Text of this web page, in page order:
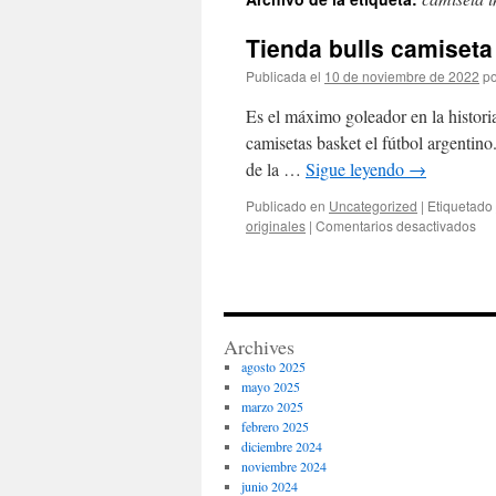
contenido
Tienda bulls camiseta
Publicada el 10 de noviembre de 2022
Es el máximo goleador en la
camisetas basket el fútbol
de la … Sigue leyendo →
Publicado en Uncategorized | Etiquetado
originales | Comentarios desactivadosen
Archives
agosto 2025
mayo 2025
marzo 2025
febrero 2025
diciembre 2024
noviembre 2024
junio 2024